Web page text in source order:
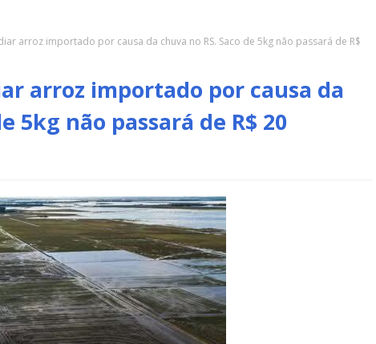
arroz importado por causa da chuva no RS. Saco de 5kg não passará de R$
arroz importado por causa da
5kg não passará de R$ 20